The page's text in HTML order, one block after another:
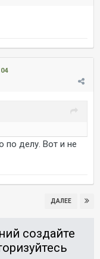
по делу. Вот и не
ДАЛЕЕ
создайте